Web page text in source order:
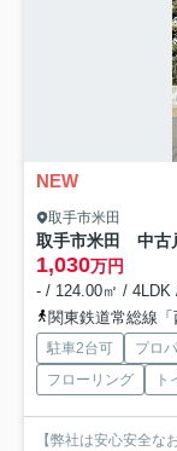
NEW
取手市米田
取手市米田 中古
1,030万円
- / 124.00㎡ / 4LDK
関東鉄道常総線
駐車2台可 プロ
フローリング
ト
【弊社は安心安全